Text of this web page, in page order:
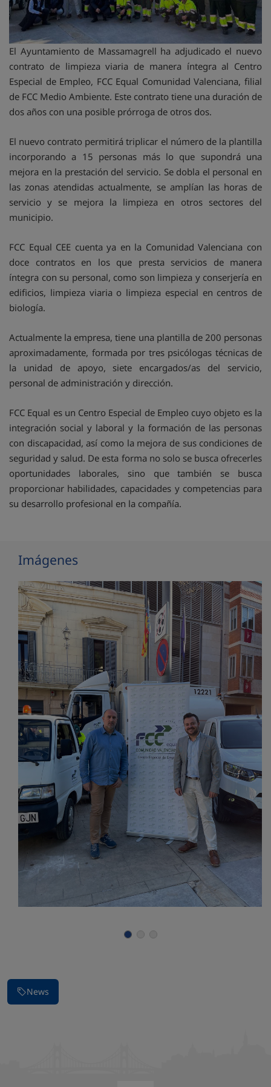
El Ayuntamiento de Massamagrell ha adjudicado el nuevo
contrato de limpieza viaria de manera íntegra al Centro
Especial de Empleo, FCC Equal Comunidad Valenciana, filial
de FCC Medio Ambiente. Este contrato tiene una duración de
dos años con una posible prórroga de otros dos.
El nuevo contrato permitirá triplicar el número de la plantilla
incorporando a 15 personas más lo que supondrá una
mejora en la prestación del servicio. Se dobla el personal en
las zonas atendidas actualmente, se amplían las horas de
servicio y se mejora la limpieza en otros sectores del
municipio.
FCC Equal CEE cuenta ya en la Comunidad Valenciana con
doce contratos en los que presta servicios de manera
íntegra con su personal, como son limpieza y conserjería en
edificios, limpieza viaria o limpieza especial en centros de
biología.
Actualmente la empresa, tiene una plantilla de 200 personas
aproximadamente, formada por tres psicólogas técnicas de
la unidad de apoyo, siete encargados/as del servicio,
personal de administración y dirección.
FCC Equal es un Centro Especial de Empleo cuyo objeto es la
integración social y laboral y la formación de las personas
con discapacidad, así como la mejora de sus condiciones de
seguridad y salud. De esta forma no solo se busca ofrecerles
oportunidades laborales, sino que también se busca
proporcionar habilidades, capacidades y competencias para
su desarrollo profesional en la compañía.
Imágenes
News